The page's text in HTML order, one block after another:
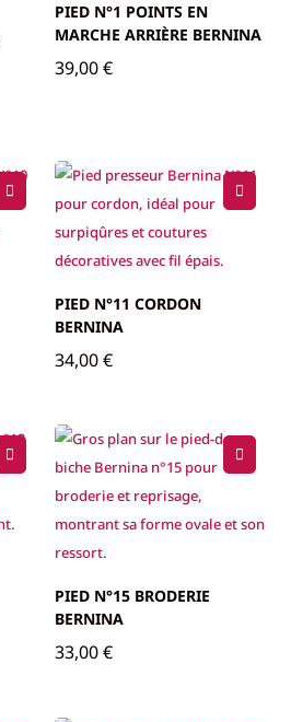
PIED N°1 POINTS EN
MARCHE ARRIÈRE BERNINA
39,00€
PIED N°11 CORDON
BERNINA
34,00€
PIED N°15 BRODERIE
BERNINA
33,00€